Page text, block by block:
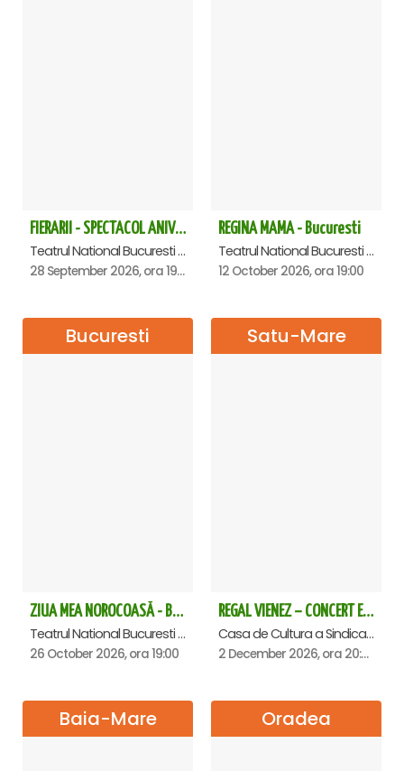
FIERARII - SPECTACOL ANIVERSAR GEORGE MIHĂIȚĂ
Teatrul National Bucuresti - Sala Ion Caramitru, Bucuresti
28 September 2026, ora 19:00
REGINA MAMA - Bucuresti
Teatrul National Bucuresti - Sala Ion Caramitru, Bucuresti
12 October 2026, ora 19:00
Bucuresti
ZIUA MEA NOROCOASĂ - Bucuresti
Teatrul National Bucuresti - Sala Ion Caramitru, Bucuresti
26 October 2026, ora 19:00
Satu-Mare
REGAL VIENEZ – CONCERT EXTRAORDINAR DE CRACIUN - Satu Mare
Casa de Cultura a Sindicatelor , Satu-Mare
2 December 2026, ora 20:00
Baia-Mare Oradea